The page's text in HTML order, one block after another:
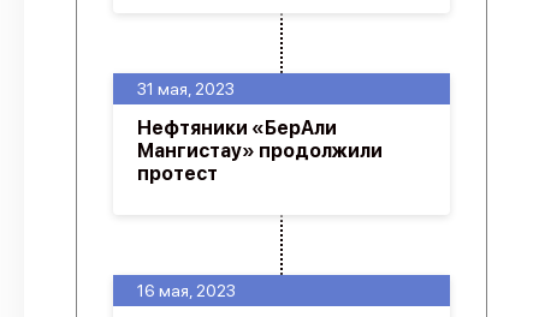
16 мая, 2023
31 мая, 2023
Нефтяники «БерАли
Мангистау» продолжили
протест